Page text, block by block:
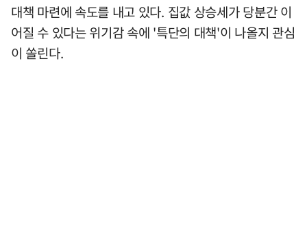
대책 마련에 속도를 내고 있다. 집값 상승세가 당분간 이
어질 수 있다는 위기감 속에 '특단의 대책'이 나올지 관심
이 쏠린다.